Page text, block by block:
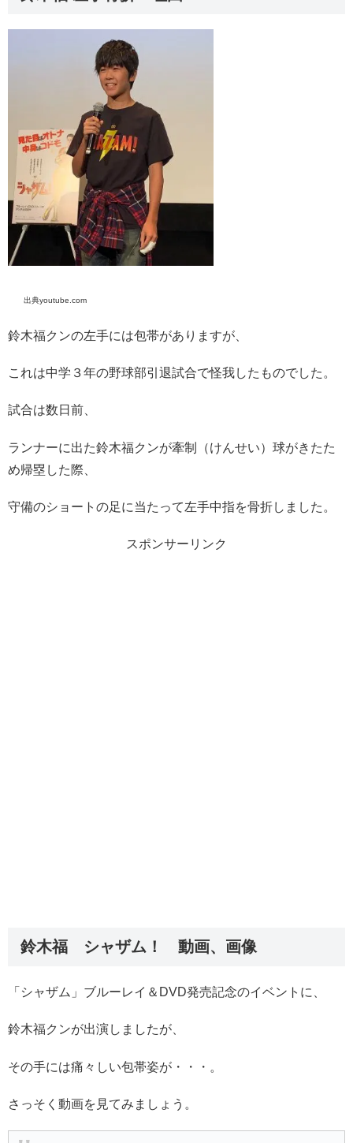
出典youtube.com
鈴木福クンの左手には包帯がありますが、
これは中学３年の野球部引退試合で怪我したものでした。
試合は数日前、
ランナーに出た鈴木福クンが牽制（けんせい）球がきたた
め帰塁した際、
守備のショートの足に当たって左手中指を骨折しました。
スポンサーリンク
鈴木福 シャザム！ 動画、画像
「シャザム」ブルーレイ＆DVD発売記念のイベントに、
鈴木福クンが出演しましたが、
その手には痛々しい包帯姿が・・・。
さっそく動画を見てみましょう。